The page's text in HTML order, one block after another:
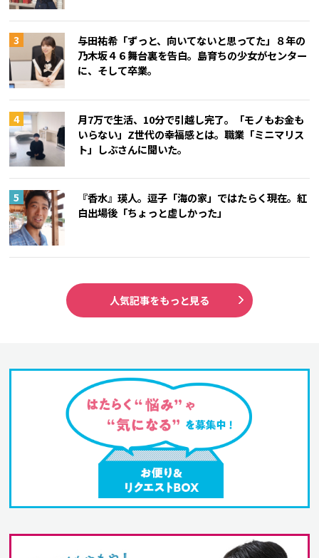
与田祐希「ずっと、向いてないと思ってた」８年の
乃木坂４６舞台裏を告白。島育ちの少女がセンター
に、そして卒業。
月7万で生活、10分で引越し完了。「モノもお金も
いらない」Z世代の幸福感とは。職業「ミニマリス
ト」しぶさんに聞いた。
『香水』瑛人。逗子「海の家」ではたらく現在。紅
白出場後「ちょっと虚しかった」
人気記事をもっと見る